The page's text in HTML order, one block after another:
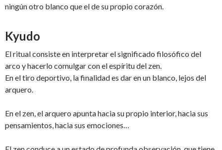
ningún otro blanco que el de su propio corazón.
Kyudo
El ritual consiste en interpretar el significado filosófico del
arco y hacerlo comulgar con el espíritu del zen.
En el tiro deportivo, la finalidad es dar en un blanco, lejos del
arquero.
En el zen, el arquero apunta hacia su propio interior, hacia sus
pensamientos, hacia sus emociones…